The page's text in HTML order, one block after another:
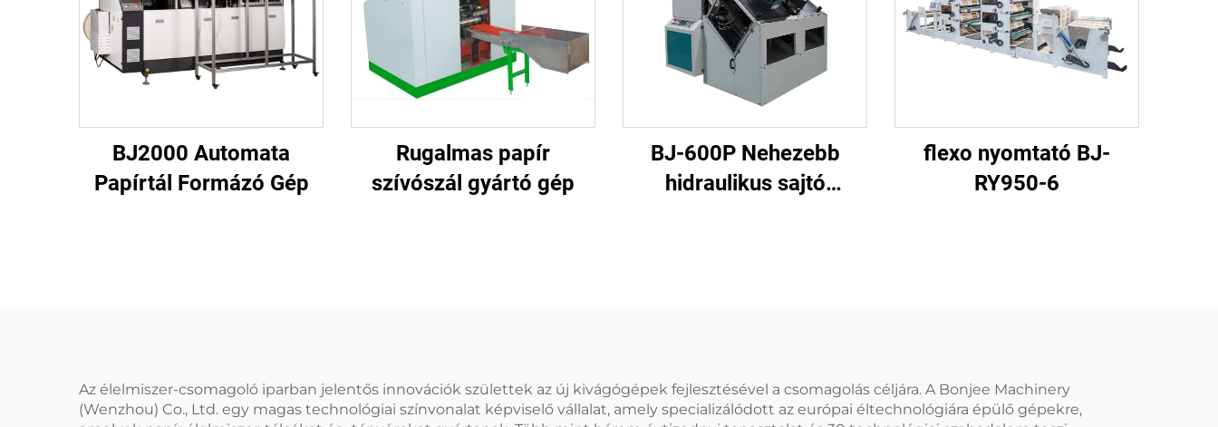
BJ2000 Automata
Papírtál Formázó Gép
Rugalmas papír
szívószál gyártó gép
BJ-600P Nehezebb
hidraulikus sajtó
flexo nyomtató BJ-
RY950-6
Az élelmiszer-csomagoló iparban jelentős innovációk születtek az új kivágógépek fejlesztésével a csomagolás céljára. A Bonjee Machinery
(Wenzhou) Co., Ltd. egy magas technológiai színvonalat képviselő vállalat, amely specializálódott az európai éltechnológiára épülő gépekre,